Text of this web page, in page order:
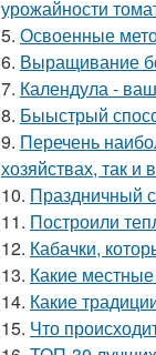
урожайности
5. Освоенные
6. Выращивание
7. Календула -
8. Быыстрый
9. Перечень
хозяйствах, так
10. Праздничный
11. Построили
12. Кабачки,
13. Какие
14. Какие
15. Что